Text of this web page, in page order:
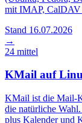
mit IMAP,
Stand 16.07.2026
→
24 mittel
KMail auf
KMail ist die Mail-
die natürliche
plus Kalender und